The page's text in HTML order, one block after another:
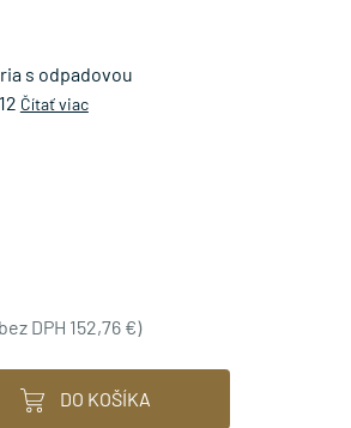
s odpadovou
Čítať viac
DPH 152,76 €)
DO KOŠÍKA